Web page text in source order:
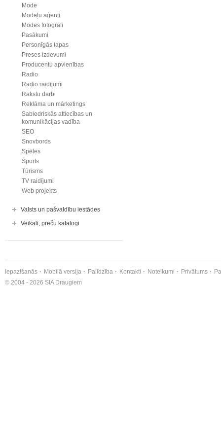
Mode
Modeļu aģenti
Modes fotogrāfi
Pasākumi
Personīgās lapas
Preses izdevumi
Producentu apvienības
Radio
Radio raidījumi
Rakstu darbi
Reklāma un mārketings
Sabiedriskās attiecības un
komunikācijas vadība
SEO
Snovbords
Spēles
Sports
Tūrisms
TV raidījumi
Web projekts
Valsts un pašvaldību iestādes
Veikali, preču katalogi
Iepazīšanās Mobilā versija Palīdzība Kontakti Noteikumi Privātums
© 2004 - 2026 SIA Draugiem